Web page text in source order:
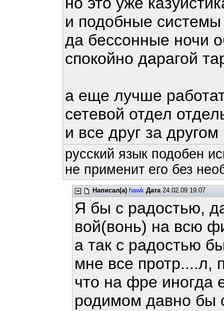
и подобные
да бессонные ночи
спокойно дарагой
а еще лучше
сетевой отдел
и все друг за
русский язык подобен
не применит его без
Написал(а) hawk Дата24.02.09 19:07
Я бы с радостью,
вой(вонь) на всю
а так с радостью
мне все протр....л,
что на фре иногда
родимом давно бы